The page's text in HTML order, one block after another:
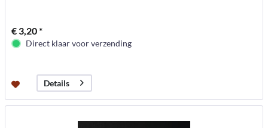
€ 3,20 *
Direct klaar voor verzending
Details